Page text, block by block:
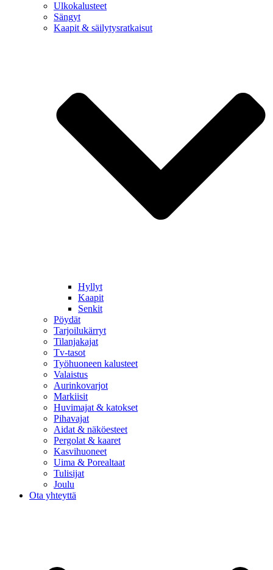
Ulkokalusteet
Sängyt
Kaapit & säilytysratkaisut
Hyllyt
Kaapit
Senkit
Pöydät
Tarjoilukärryt
Tilanjakajat
Tv-tasot
Työhuoneen kalusteet
Valaistus
Aurinkovarjot
Markiisit
Huvimajat & katokset
Pihavajat
Aidat & näköesteet
Pergolat & kaaret
Kasvihuoneet
Uima & Porealtaat
Tulisijat
Joulu
Ota yhteyttä